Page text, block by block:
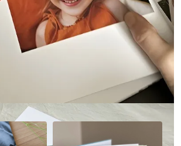
стили фотокниг